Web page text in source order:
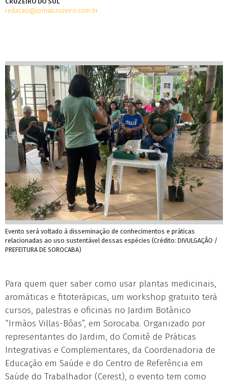
redacao@jornalcruzeiro.com.br
Evento será voltado à disseminação de conhecimentos e práticas
relacionadas ao uso sustentável dessas espécies (Crédito: DIVULGAÇÃO /
PREFEITURA DE SOROCABA)
Para quem quer saber como usar plantas medicinais,
aromáticas e fitoterápicas, um workshop gratuito terá
cursos, palestras e oficinas no Jardim Botânico
“Irmãos Villas-Bôas”, em Sorocaba. Organizado por
representantes do Jardim, do Comitê de Práticas
Integrativas e Complementares, da Coordenadoria de
Educação em Saúde e do Centro de Referência em
Saúde do Trabalhador (Cerest), o evento tem como